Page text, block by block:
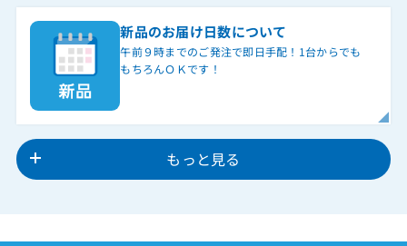
新品のお届け日数について
午前９時までのご発注で即日手配！1台からでも
もちろんＯＫです！
もっと見る